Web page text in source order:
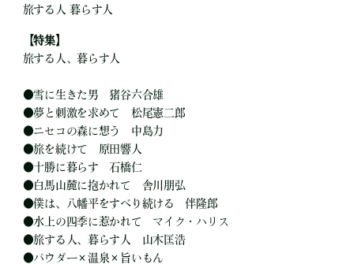
旅する人 暮らす人
【特集】
旅する人、暮らす人
●雪に生きた男 猪谷六合雄
●夢と刺激を求めて 松尾憲二郎
●ニセコの森に想う 中島力
●旅を続けて 原田響人
●十勝に暮らす 石橋仁
●白馬山麓に抱かれて 舎川朋弘
●僕は、八幡平をすべり続ける 伴隆郎
●水上の四季に惹かれて マイク・ハリス
●旅する人、暮らす人 山木匡浩
●パウダー×温泉×旨いもん